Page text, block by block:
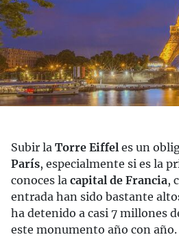
Subir la Torre Eiffel es un
París, especialmente si es la
conoces la capital de Francia,
entrada han sido bastante
ha detenido a casi 7 millones
este monumento año con